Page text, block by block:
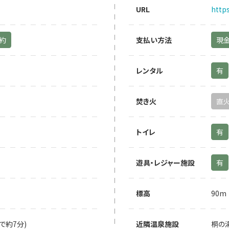
URL
支払い方法 現
レンタル 有
焚き火 直
トイレ 有
遊具・レジャー施設 有
標高 90m
約7分) 近隣温泉施設 桐の